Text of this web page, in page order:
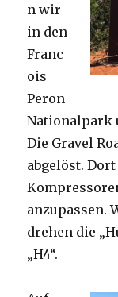
n wir
in den
Franc
ois
Peron
Nationalpark
Die Gravel
abgelöst.
anzupassen.
drehen die
„H4“.